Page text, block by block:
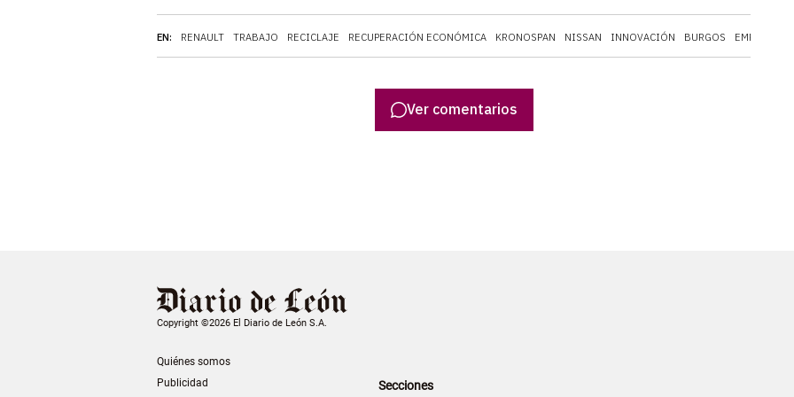
EN: RENAULT TRABAJO RECICLAJE RECUPERACIÓN ECONÓMICA KRONOSPAN NISSAN INNOVACIÓN BURGOS EMPLEO
Ver comentarios
Copyright ©2026 El Diario de León S.A.
Quiénes somos
Publicidad
Secciones